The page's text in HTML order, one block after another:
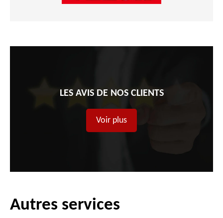
LES AVIS DE NOS CLIENTS
Voir plus
Autres services